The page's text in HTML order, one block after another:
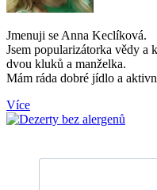
Jmenuji se Anna Keclíková.
Jsem popularizátorka vědy a
dvou kluků a manželka.
Mám ráda dobré jídlo a
Více